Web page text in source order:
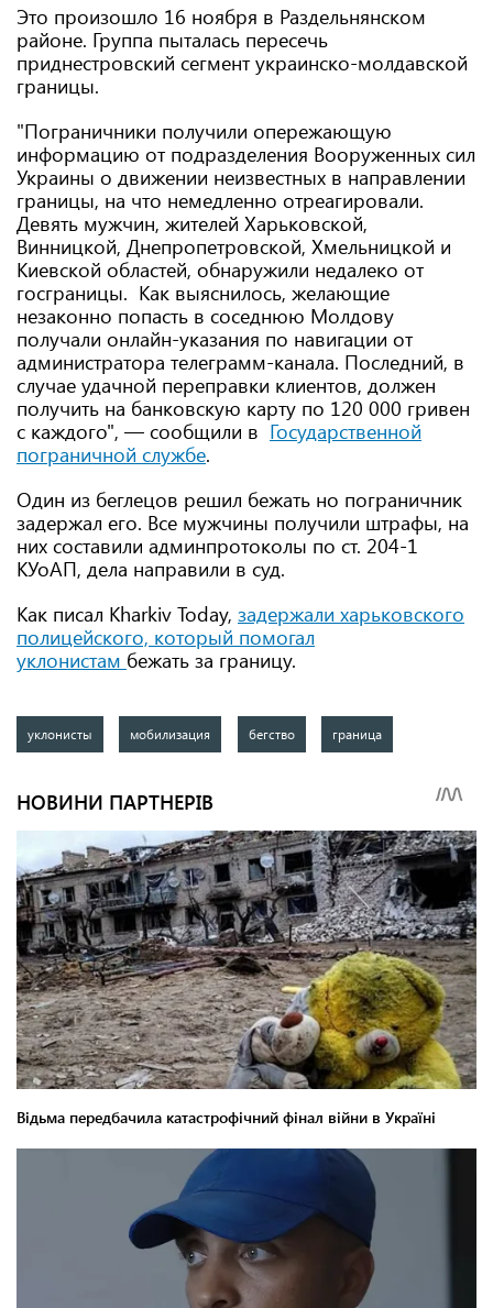
Это произошло 16 ноября в Раздельнянском
районе. Группа пыталась пересечь
приднестровский сегмент украинско-молдавской
границы.
"Пограничники получили опережающую
информацию от подразделения Вооруженных сил
Украины о движении неизвестных в направлении
границы, на что немедленно отреагировали.
Девять мужчин, жителей Харьковской,
Винницкой, Днепропетровской, Хмельницкой и
Киевской областей, обнаружили недалеко от
госграницы. Как выяснилось, желающие
незаконно попасть в соседнюю Молдову
получали онлайн-указания по навигации от
администратора телеграмм-канала. Последний, в
случае удачной переправки клиентов, должен
получить на банковскую карту по 120 000 гривен
с каждого", — сообщили в Государственной
пограничной службе.
Один из беглецов решил бежать но пограничник
задержал его. Все мужчины получили штрафы, на
них составили админпротоколы по ст. 204-1
КУоАП, дела направили в суд.
Как писал Kharkiv Today, задержали харьковского
полицейского, который помогал
уклонистам бежать за границу.
уклонисты мобилизация бегство граница